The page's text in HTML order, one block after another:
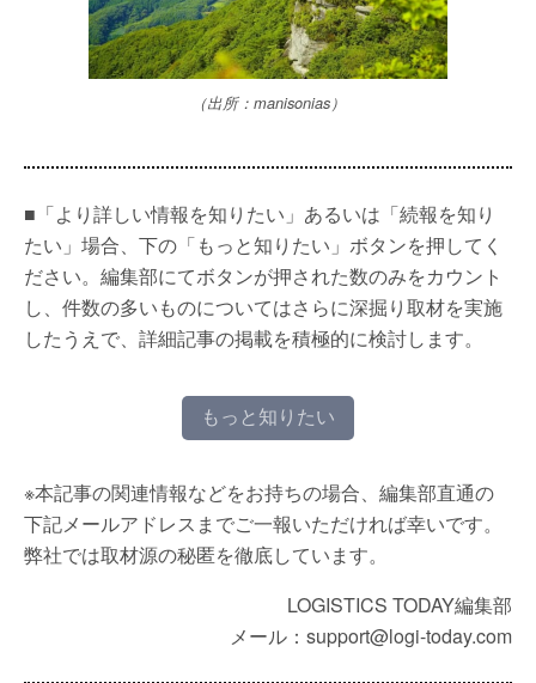
（出所：manisonias）
■「より詳しい情報を知りたい」あるいは「続報を知り
たい」場合、下の「もっと知りたい」ボタンを押してく
ださい。編集部にてボタンが押された数のみをカウント
し、件数の多いものについてはさらに深掘り取材を実施
したうえで、詳細記事の掲載を積極的に検討します。
もっと知りたい
※本記事の関連情報などをお持ちの場合、編集部直通の
下記メールアドレスまでご一報いただければ幸いです。
弊社では取材源の秘匿を徹底しています。
LOGISTICS TODAY編集部
メール：support@logi-today.com